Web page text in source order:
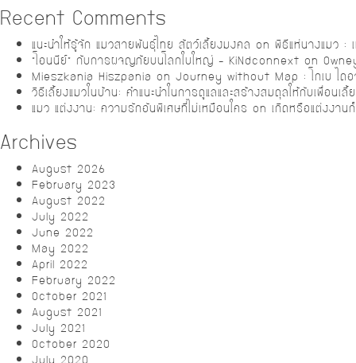
Recent Comments
แนะนำให้รู้จัก แมวสายพันธุ์ไทย สัตว์เลี้ยงมงคล on พิธีแห่นางแมว :
“โอนนีย์” กับการผจญภัยบนโลกใบใหญ่ – KiNdconnext on
Mieszkania Hiszpania on Journey without Map : โกเบ ได
วิธีเลี้ยงแมวในบ้าน: คำแนะนำในการดูแลและสร้างสมดุลให้กับเพื่อนเ
แมว แต่งงาน: ความรักอันพิเศษที่ไม่เหมือนใคร on เกิดหรือแต่งงาน
Archives
August 2026
February 2023
August 2022
July 2022
June 2022
May 2022
April 2022
February 2022
October 2021
August 2021
July 2021
October 2020